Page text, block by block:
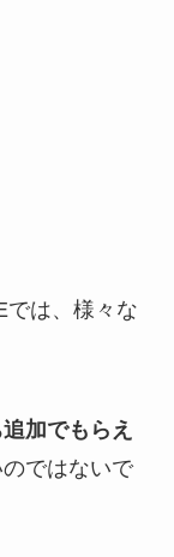
では、様々な
加でもらえ
ではないで